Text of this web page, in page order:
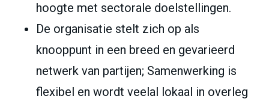
hoogte met sectorale doelstellingen.
De organisatie stelt zich op als
knooppunt in een breed en gevarieerd
netwerk van partijen; Samenwerking is
flexibel en wordt veelal lokaal in overleg